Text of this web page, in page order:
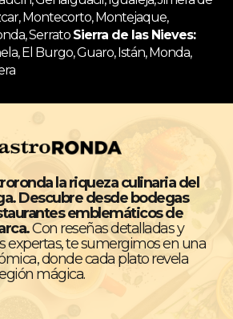
Montecorto, Montejaque,
Serrato Sierra de las Nieves:
El Burgo, Guaro, Istán, Monda,
la riqueza culinaria del
Descubre desde bodegas
emblemáticos de
Con reseñas detalladas y
expertas, te sumergimos en una
donde cada plato revela
mágica.